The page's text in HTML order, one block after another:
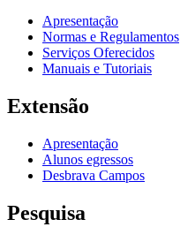
Apresentação
Normas e Regulamentos
Serviços Oferecidos
Manuais e Tutoriais
Extensão
Apresentação
Alunos egressos
Desbrava Campos
Pesquisa